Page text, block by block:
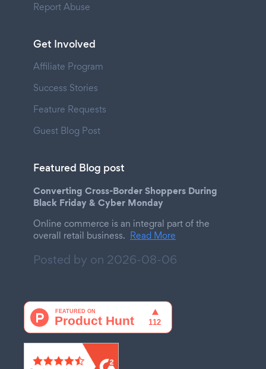
Report Abuse
Get Involved
Affiliate Program
Success Stories
Feature Requests
Guest Blog Post
Featured Blog post
Converting Cross-Border Shoppers During
Black Friday & Cyber Monday
Online commerce is an integral part of the
overall retail business. Read More
Posted by on 2026-08-06